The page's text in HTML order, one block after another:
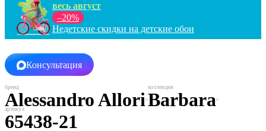
весь август
–20%
Недетские скидки на детские обои
Консультация
Alessandro AlloriBarbara
65438-21